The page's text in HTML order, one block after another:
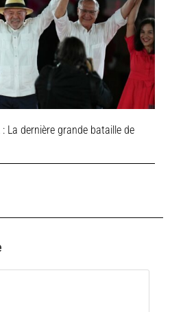
: La dernière grande bataille de